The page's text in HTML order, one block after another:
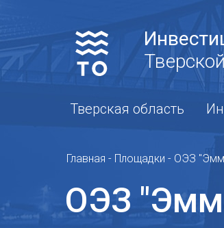
Тверская область
Главная - Площадки - ОЭЗ
ОЭЗ